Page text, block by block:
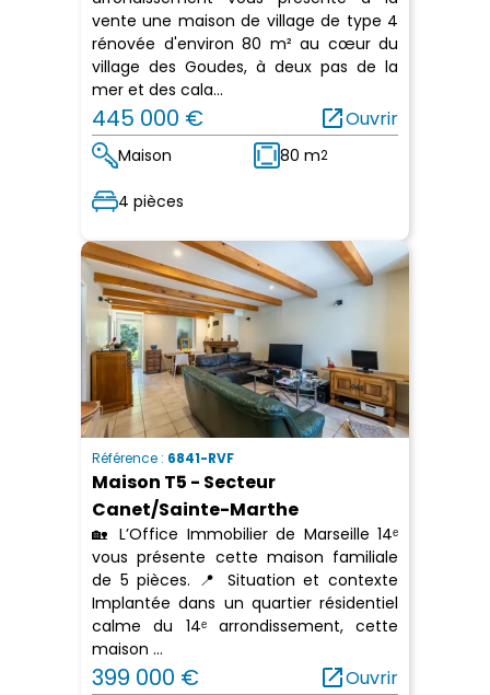
vente une maison de village de type 4
rénovée d'environ 80 m² au cœur du
village des Goudes, à deux pas de la
mer et des cala...
445 000 € open_in_newOuvrir
Maison 80 m2
4 pièces
Référence : 6841-RVF
Maison T5 - Secteur
Canet/Sainte-Marthe
🏡 L’Office Immobilier de Marseille 14ᵉ
vous présente cette maison familiale
de 5 pièces. 📍 Situation et contexte
Implantée dans un quartier résidentiel
calme du 14ᵉ arrondissement, cette
maison ...
399 000 € open_in_newOuvrir